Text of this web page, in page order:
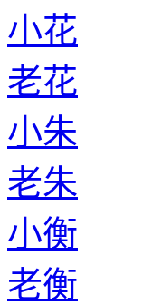
小花
老花
小朱
老朱
小衡
老衡